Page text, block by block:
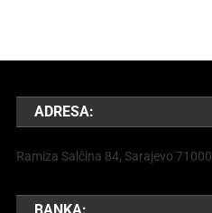
ADRESA:
Ramiza Salčina 84, Sarajevo 71000